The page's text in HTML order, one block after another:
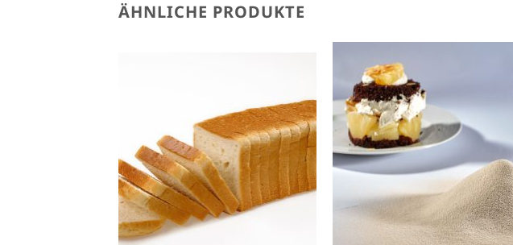
ÄHNLICHE PRODUKTE